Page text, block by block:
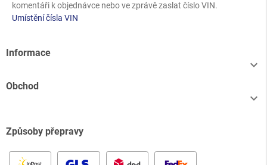
komentáři k objednávce nebo ve zprávě zaslat číslo VIN.
Umístění čísla VIN
Informace

Obchod

Způsoby přepravy